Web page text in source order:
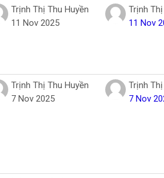
Trịnh Thị Thu Huyền
11 Nov 2025
Trịnh
11 Nov
Trịnh Thị Thu Huyền
7 Nov 2025
Trịnh
7 Nov